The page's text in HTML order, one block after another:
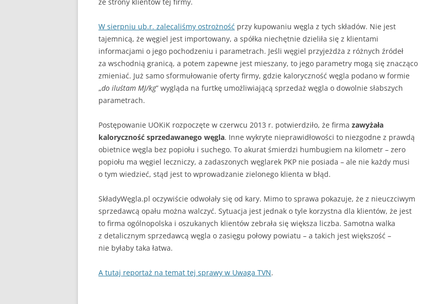
KIEDY, ZA CO, ILE TO KOSZTUJE
ZAKAZ PALENIA W PIECACH –
GDZIE JEST, GDZIE BĘDZIE, JAK
JAK PALIĆ DREWNEM
JAK PALIĆ KOKSEM
PODSTAWOWE PARAMETRY
WĘGLA KAMIENNEGO
CAŁA POLSKA CZYTA
ZE ZROZUMIENIEM RACHUNEK
BRYKIET SŁOMIANY
DLACZEGO PIEC KOPCI
ZRĘBKA DRZEWNA
GDY BIEDA NIE POZWALA SIĘ
KOMINEK, PIEC – (NIE TYLKO)
REZERWOWE OGRZEWANIE
NOWOCZESNEGO DOMU
POMPA CIEPŁA CZY OGRZEWANIE
GAZOWE
DOMU
GRUBE RURY?
JAK CZYTAĆ REKLAMY KOTŁÓW
TANIA, DROGA, POLSKA,
UŻYWANA, PRZERABIANA –
POMPA CIEPŁA W PIĘCIU
URUCHOMIĆ WŁASNĄ INSTALACJĘ
KROK PO KROKU
RENOWACJA STAREGO KOMINA
EKONOMICZNE OGRZEWANIE
GAZEM
DOMU
BUFOR DO POMPY CIEPŁA – KIEDY
POTRZEBNY, JAKA POJEMNOŚĆ?
INSTALACJA GRZEWCZA – JAK
MODERNIZACJA KOTŁA
ZASYPOWEGO
INSTRUKCJA
PALENIE
ROZPALANIE OD
I ODPOWIEDZI
JAK POZBYĆ SIĘ
I ZAPOBIEGANIE
KOROZJA
– JAK
W sierpniu ub.r. zalecaliśmy ostrożność przy kupowaniu węgla z tych składów. Nie jest
tajemnicą, że węgiel jest importowany, a spółka niechętnie dzieliła się z klientami
informacjami o jego pochodzeniu i parametrach. Jeśli węgiel przyjeżdża z różnych źródeł
za wschodnią granicą, a potem zapewne jest mieszany, to jego parametry mogą się znacząco
zmieniać. Już samo sformułowanie oferty firmy, gdzie kaloryczność węgla podano w formie
„do iluśtam MJ/kg” wygląda na furtkę umożliwiającą sprzedaż węgla o dowolnie słabszych
parametrach.
Postępowanie UOKiK rozpoczęte w czerwcu 2013 r. potwierdziło, że firma zawyżała
kaloryczność sprzedawanego węgla. Inne wykryte nieprawidłowości to niezgodne z prawdą
obietnice węgla bez popiołu i suchego. To akurat śmierdzi humbugiem na kilometr – zero
popiołu ma węgiel leczniczy, a zadaszonych węglarek PKP nie posiada – ale nie każdy musi
o tym wiedzieć, stąd jest to wprowadzanie zielonego klienta w błąd.
SkładyWęgla.pl oczywiście odwołały się od kary. Mimo to sprawa pokazuje, że z nieuczciwym
sprzedawcą opału można walczyć. Sytuacja jest jednak o tyle korzystna dla klientów, że jest
to firma ogólnopolska i oszukanych klientów zebrała się większa liczba. Samotna walka
z detalicznym sprzedawcą węgla o zasięgu połowy powiatu – a takich jest większość –
nie byłaby taka łatwa.
A tutaj reportaż na temat tej sprawy w Uwaga TVN.